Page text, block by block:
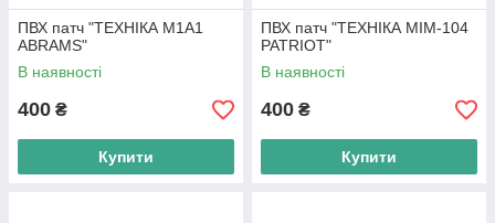
ПВХ патч "ТЕХНІКА M1A1
ABRAMS"
В наявності
400 ₴
Купити
ПВХ патч "ТЕХНІКА MIM-104
PATRIOT"
В наявності
400 ₴
Купити